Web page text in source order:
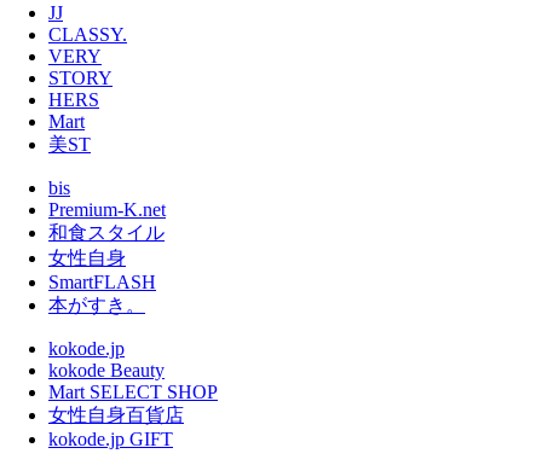
JJ
CLASSY.
VERY
STORY
HERS
Mart
美ST
bis
Premium-K.net
和食スタイル
女性自身
SmartFLASH
本がすき。
kokode.jp
kokode Beauty
Mart SELECT SHOP
女性自身百貨店
kokode.jp GIFT